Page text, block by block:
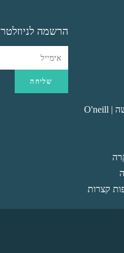
חליפות גלישה O'neill |
קצרות
הרשמה לניוזלטר